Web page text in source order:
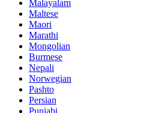
Malayalam
Maltese
Maori
Marathi
Mongolian
Burmese
Nepali
Norwegian
Pashto
Persian